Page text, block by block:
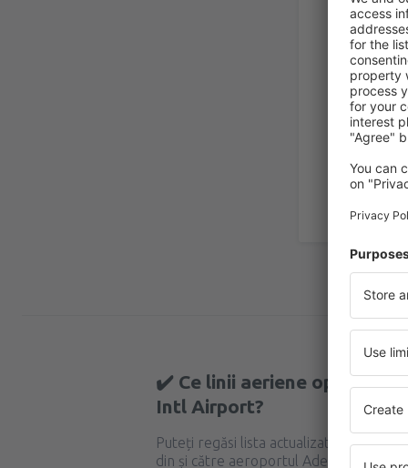
✔️ Ce linii aeriene operează
Intl Airport?
Puteți regăsi lista actualizată a liniilor
din și către aeroportul Aden Intl